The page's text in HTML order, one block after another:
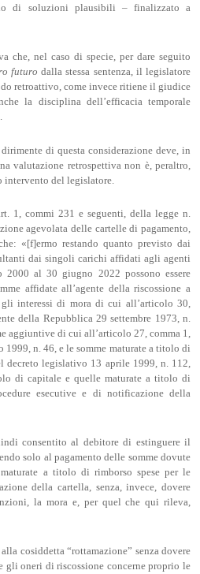
di soluzioni plausibili – finalizzato a
che, nel caso di specie, per dare seguito
futuro dalla stessa sentenza, il legislatore
retroattivo, come invece ritiene il giudice
la disciplina dell’efficacia temporale
di questa considerazione deve, in
valutazione retrospettiva non è, peraltro,
intervento del legislatore.
1, commi 231 e seguenti, della legge n.
agevolata delle cartelle di pagamento,
«[f]ermo restando quanto previsto dai
dai singoli carichi affidati agli agenti
2000 al 30 giugno 2022 possono essere
affidate all’agente della riscossione a
interessi di mora di cui all’articolo 30,
della Repubblica 29 settembre 1973, n.
aggiuntive di cui all’articolo 27, comma 1,
n. 46, e le somme maturate a titolo di
decreto legislativo 13 aprile 1999, n. 112,
di capitale e quelle maturate a titolo di
esecutive e di notificazione della
consentito al debitore di estinguere il
solo al pagamento delle somme dovute
a titolo di rimborso spese per le
della cartella, senza, invece, dovere
la mora e, per quel che qui rileva,
cosiddetta “rottamazione” senza dovere
gli oneri di riscossione concerne proprio le